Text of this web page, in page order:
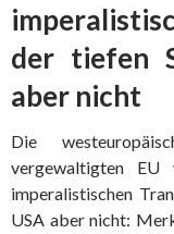
der tiefen
aber nicht
Die
vergewaltigten
imperalistischen
USA aber nicht: